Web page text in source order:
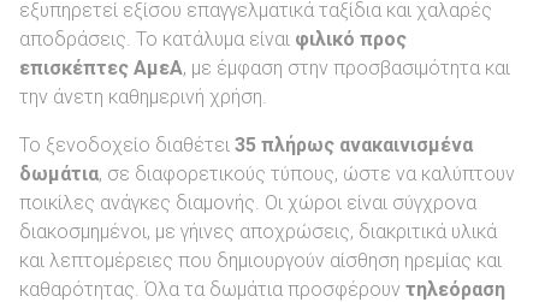
εξυπηρετεί εξίσου επαγγελματικά ταξίδια και χαλαρές
αποδράσεις. Το κατάλυμα είναι φιλικό προς
επισκέπτες ΑμεΑ, με έμφαση στην προσβασιμότητα και
την άνετη καθημερινή χρήση.
Το ξενοδοχείο διαθέτει 35 πλήρως ανακαινισμένα
δωμάτια, σε διαφορετικούς τύπους, ώστε να καλύπτουν
ποικίλες ανάγκες διαμονής. Οι χώροι είναι σύγχρονα
διακοσμημένοι, με γήινες αποχρώσεις, διακριτικά υλικά
και λεπτομέρειες που δημιουργούν αίσθηση ηρεμίας και
καθαρότητας. Όλα τα δωμάτια προσφέρουν τηλεόραση